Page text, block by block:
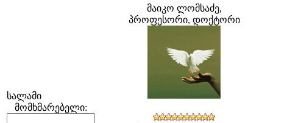
სალამი
მომხმარებელი:
მაიკო ლომსაძე,
პროფესორი, დოქტორი